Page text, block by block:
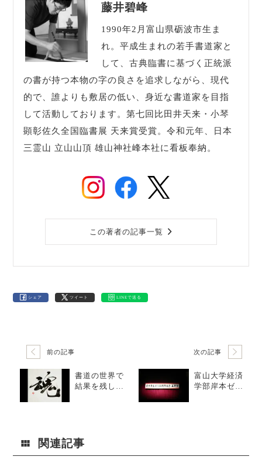
藤井碧峰
1990年2月富山県砺波市生ま
れ。平成生まれの若手書道家と
して、古典臨書に基づく正統派
の書が持つ本物の字の良さを追求しながら、現代
的で、誰よりも敷居の低い、身近な書道家を目指
して活動しております。第七回比田井天来・小琴
顕彰佐久全国臨書展 天来賞受賞。令和元年、日本
三霊山 立山山頂 雄山神社峰本社に看板奉納。
この著者の記事一覧
シェア ツイート LINEで送る
前の記事
書道の世界で
結果を残して
次の記事
富山大学経済
学部岸本ゼミ2
関連記事